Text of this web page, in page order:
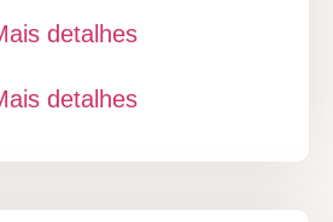
detalhes
detalhes